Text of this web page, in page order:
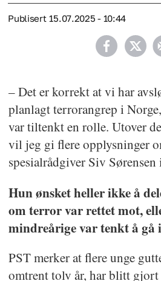
Publisert 15.07.2025 - 10:44
– Det er korrekt at vi har
planlagt terrorangrep i
var tiltenkt en rolle. Utover
vil jeg gi flere opplysninger
spesialrådgiver Siv
Hun ønsket heller ikke å
om terror var rettet mot,
mindreårige var tenkt å gå
PST merker at flere unge
omtrent tolv år, har blitt